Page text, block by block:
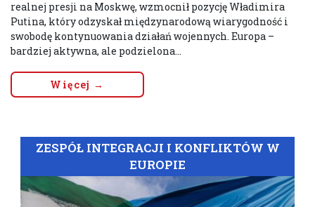
realnej presji na Moskwę, wzmocnił pozycję Władimira
Putina, który odzyskał międzynarodową wiarygodność i
swobodę kontynuowania działań wojennych. Europa –
bardziej aktywna, ale podzielona...
Więcej →
ZESPÓŁ INTEGRACJI I KONFLIKTÓW W
EUROPIE